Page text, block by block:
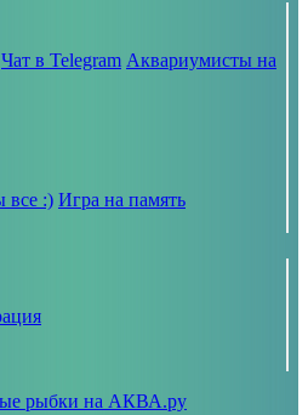
Чат в Telegram Аквариумисты на
:) Игра на память